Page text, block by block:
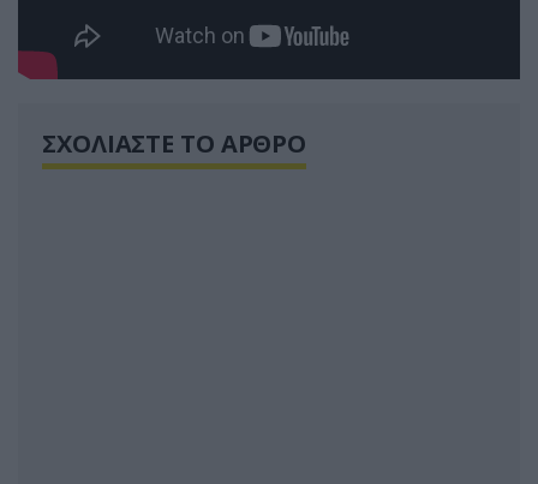
ΣΧΟΛΙΑΣΤΕ ΤΟ ΑΡΘΡΟ